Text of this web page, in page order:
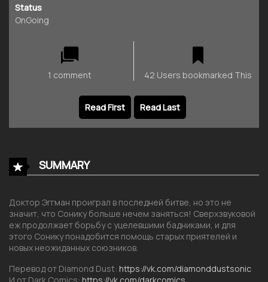
Status
OnGoing
1 comment 42 Users bookmarked This
Read First Read Last
SUMMARY
Доктор Эггман проиграл в последней битве, но это не
значит, что Сонику больше нечем заняться! Сверхзвуковой
еж продолжает борьбу с уцелевшими бадниками, и для
этого Сонику понадобится помощь старых приятелей и
новых неожиданных союзников.
Перевод от Diamond Dust: https://vk.com/diamonddustsonic